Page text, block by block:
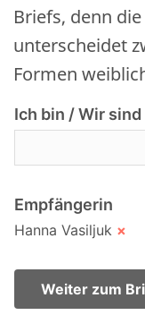
Briefs, denn
unterscheidet
Formen
Ich bin / Wir sind
Empfängerin
Hanna Vasiljuk ×
Weiter zum